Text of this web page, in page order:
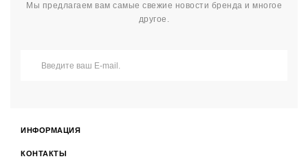
Мы предлагаем вам самые свежие новости бренда и многое
другое.
ИНФОРМАЦИЯ
КОНТАКТЫ